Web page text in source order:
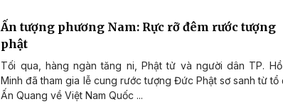
Ấn tượng phương Nam: Rực rỡ đêm rước tượng
phật
Tối qua, hàng ngàn tăng ni, Phật tử và người dân TP.
Minh đã tham gia lễ cung rước tượng Đức Phật sơ sanh từ tổ
Ấn Quang về Việt Nam Quốc ...